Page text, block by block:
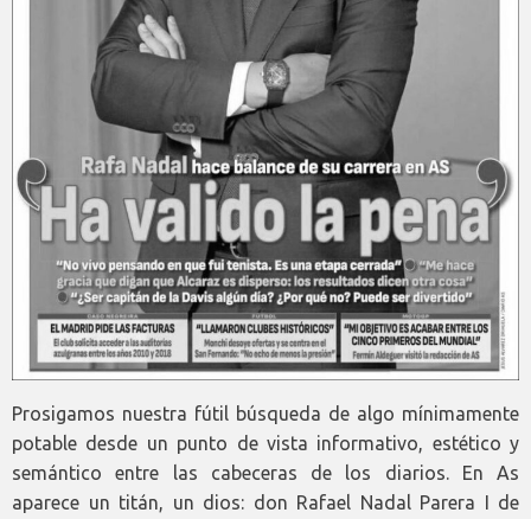
Prosigamos nuestra fútil búsqueda de algo mínimamente
potable desde un punto de vista informativo, estético y
semántico entre las cabeceras de los diarios. En As
aparece un titán, un dios: don Rafael Nadal Parera I de